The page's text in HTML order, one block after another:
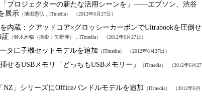
「プロジェクターの新たな活用シーンを」――エプソン、渋谷
展示 （池田憲弘，ITmedia） （2012年6月27日）
内蔵： クアッドコア×グロッシーカーボンでUltrabookを圧倒せ
証 （鈴木雅暢（撮影：矢野渉），ITmedia） （2012年6月27日）
タに子機セットモデルを追加 （ITmedia） （2012年6月27日）
せるUSBメモリ「どっちもUSBメモリー」 （ITmedia） （2012年6月27
NZ」シリーズにOfficeバンドルモデルを追加 （ITmedia） （2012年6月